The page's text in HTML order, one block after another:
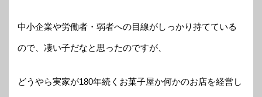
中小企業や労働者・弱者への目線がしっかり持てている
ので、凄い子だなと思ったのですが、
どうやら実家が180年続くお菓子屋か何かのお店を経営し